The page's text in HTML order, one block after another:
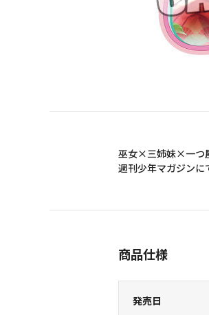
巫女×三姉妹×一つ
週刊少年マガジンに
商品仕様
発売日